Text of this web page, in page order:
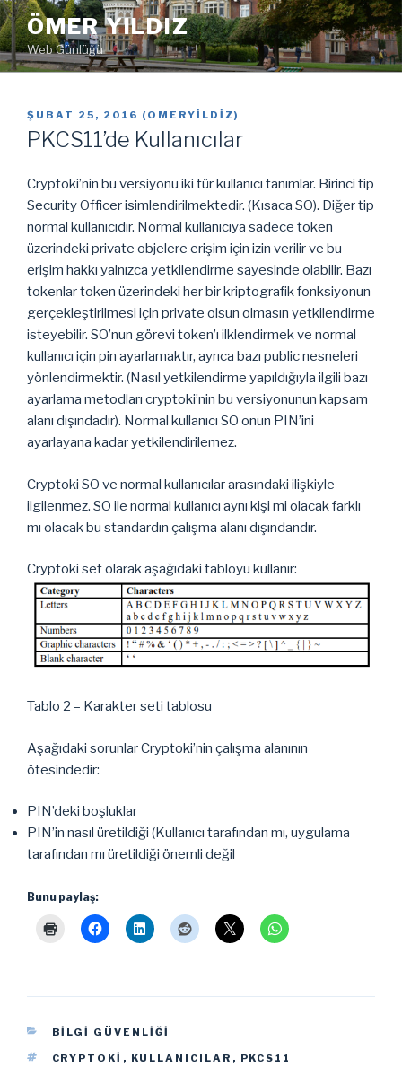
İçeriğe
geç ÖMER YILDIZ
Web Günlüğü
YAYIM
TARIHI
ŞUBAT 25, 2016 ( OMERYILDIZ)
PKCS11’de Kullanıcılar
Cryptoki’nin bu versiyonu iki tür kullanıcı tanımlar. Birinci tip
Security Officer isimlendirilmektedir. (Kısaca SO). Diğer tip
normal kullanıcıdır. Normal kullanıcıya sadece token
üzerindeki private objelere erişim için izin verilir ve bu
erişim hakkı yalnızca yetkilendirme sayesinde olabilir. Bazı
tokenlar token üzerindeki her bir kriptografik fonksiyonun
gerçekleştirilmesi için private olsun olmasın yetkilendirme
isteyebilir. SO’nun görevi token’ı ilklendirmek ve normal
kullanıcı için pin ayarlamaktır, ayrıca bazı public nesneleri
yönlendirmektir. (Nasıl yetkilendirme yapıldığıyla ilgili bazı
ayarlama metodları cryptoki’nin bu versiyonunun kapsam
alanı dışındadır). Normal kullanıcı SO onun PIN’ini
ayarlayana kadar yetkilendirilemez.
Cryptoki SO ve normal kullanıcılar arasındaki ilişkiyle
ilgilenmez. SO ile normal kullanıcı aynı kişi mi olacak farklı
mı olacak bu standardın çalışma alanı dışındandır.
Cryptoki set olarak aşağıdaki tabloyu kullanır:
Tablo 2 – Karakter seti tablosu
Aşağıdaki sorunlar Cryptoki’nin çalışma alanının
ötesindedir:
PIN’deki boşluklar
PIN’in nasıl üretildiği (Kullanıcı tarafından mı, uygulama
tarafından mı üretildiği önemli değil
Bunu paylaş:
KATEGORILER
BILGI GÜVENLIĞI
ETIKETLER
CRYPTOKI , KULLANICILAR , PKCS11